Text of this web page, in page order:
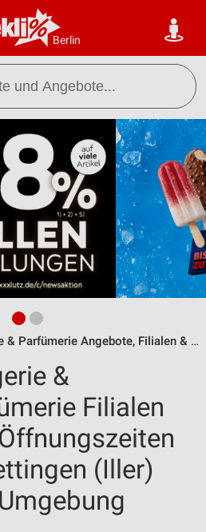
Berlin
Angebote, Filialen & Öffnungszeiten
&
Filialen
(Iller)